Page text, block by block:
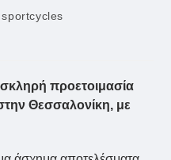
sportcycles
σκληρή προετοιμασία
Θεσσαλονίκη, με